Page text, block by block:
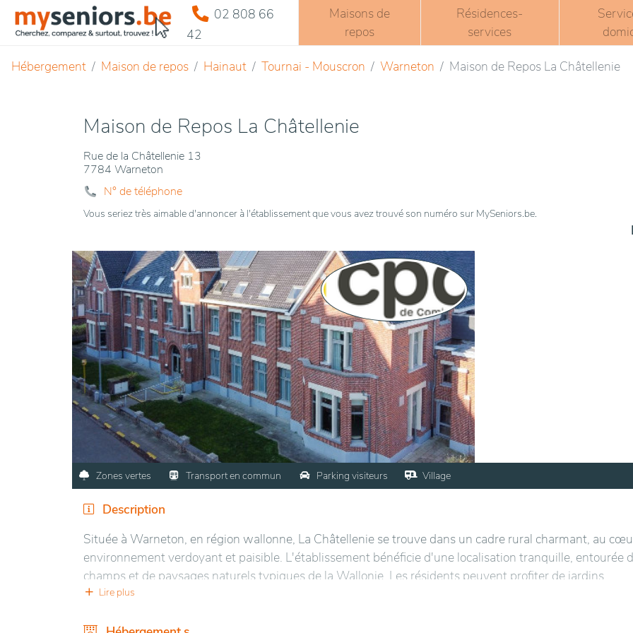
02 808 66
42
Maisons de
repos
Résidences-
services
Hébergement Maison de repos Hainaut Tournai - Mouscron Warneton Maison de Repos La Châtellenie
Maison de Repos La Châtellenie
Rue de la Châtellenie 13
7784 Warneton
N° de téléphone
Vous seriez très aimable d'annoncer à l'établissement que vous avez trouvé son numéro sur MySeniors.be.
Zones vertes Transport en commun Parking visiteurs Village
Description
Située à Warneton, en région wallonne, La Châtellenie se trouve dans un cadre rural charmant, au
environnement verdoyant et paisible. L'établissement bénéficie d'une localisation tranquille, entourée
champs et de paysages naturels typiques de la Wallonie. Les résidents peuvent profiter de jardins
soigneusement aménagés, offrant des espaces extérieurs propices à la détente. L'intérieur de
Lire plus